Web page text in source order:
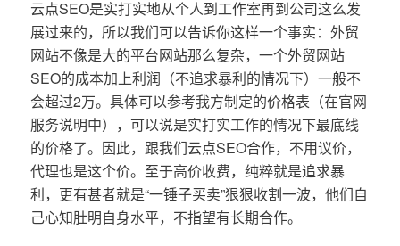
云点SEO是实打实地从个人到工作室再到公司这么发
展过来的，所以我们可以告诉你这样一个事实：外贸
网站不像是大的平台网站那么复杂，一个外贸网站
SEO的成本加上利润（不追求暴利的情况下）一般不
会超过2万。具体可以参考我方制定的价格表（在官网
服务说明中），可以说是实打实工作的情况下最底线
的价格了。因此，跟我们云点SEO合作，不用议价，
代理也是这个价。至于高价收费，纯粹就是追求暴
利，更有甚者就是“一锤子买卖”狠狠收割一波，他们自
己心知肚明自身水平，不指望有长期合作。